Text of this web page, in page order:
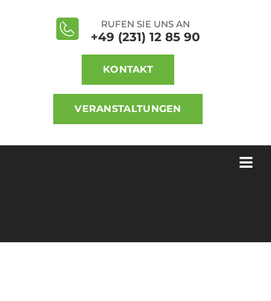
RUFEN SIE UNS AN
+49 (231) 12 85 90
KONTAKT
VERANSTALTUNGEN